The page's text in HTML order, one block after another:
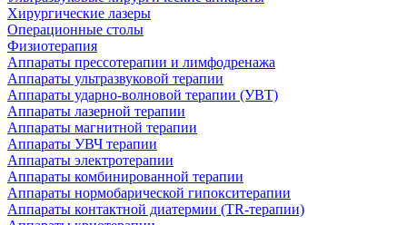
Хирургические лазеры
Операционные столы
Физиотерапия
Аппараты прессотерапии и лимфодренажа
Аппараты ультразвуковой терапии
Аппараты ударно-волновой терапии (УВТ)
Аппараты лазерной терапии
Аппараты магнитной терапии
Аппараты УВЧ терапии
Аппараты электротерапии
Аппараты комбинированной терапии
Аппараты нормобарической гипокситерапии
Аппараты контактной диатермии (TR-терапии)